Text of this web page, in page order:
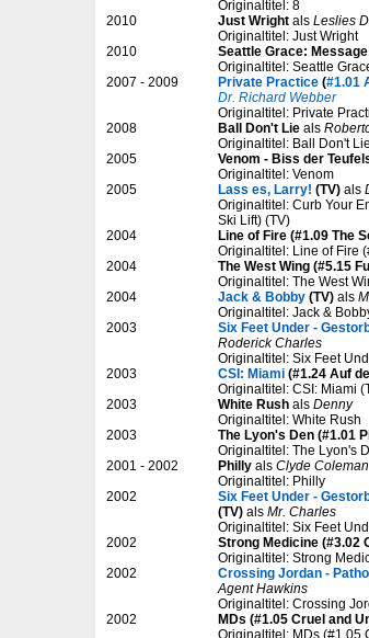
Originaltitel: 8
2010
Just Wright als Leslies
Originaltitel: Just Wright
2010
Seattle Grace:
Originaltitel: Seattle
2007 - 2009
Private Practice (#1.01
Dr. Richard Webber
Originaltitel: Private
2008
Ball Don't Lie als
Originaltitel: Ball Don't Lie
2005
Venom - Biss der
Originaltitel: Venom
2005
Lass es, Larry! (TV) als
Originaltitel: Curb Your
Ski Lift) (TV)
2004
Line of Fire (#1.09 The
Originaltitel: Line of Fire
2004
The West Wing (#5.15
Originaltitel: The West
2004
Jack & Bobby (TV) als
Originaltitel: Jack &
2003
Six Feet Under -
Roderick Charles
Originaltitel: Six Feet
2003
CSI: Miami (#1.24 Auf
Originaltitel: CSI: Miami
2003
White Rush als Denny
Originaltitel: White Rush
2003
The Lyon's Den (#1.01
Originaltitel: The Lyon's
2001 - 2002
Philly als Clyde Coleman
Originaltitel: Philly
2002
Six Feet Under -
(TV) als Mr. Charles
Originaltitel: Six Feet
2002
Strong Medicine (#3.02
Originaltitel: Strong
2002
Crossing Jordan -
Agent Hawkins
Originaltitel: Crossing
2002
MDs (#1.05 Cruel and
Originaltitel: MDs (#1.05